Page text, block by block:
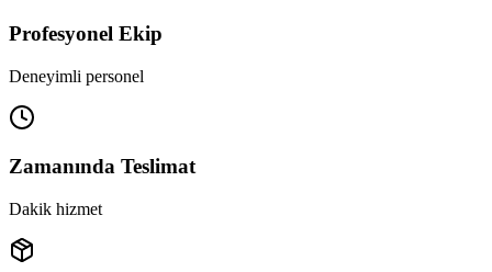
Profesyonel Ekip
Deneyimli personel
Zamanında Teslimat
Dakik hizmet